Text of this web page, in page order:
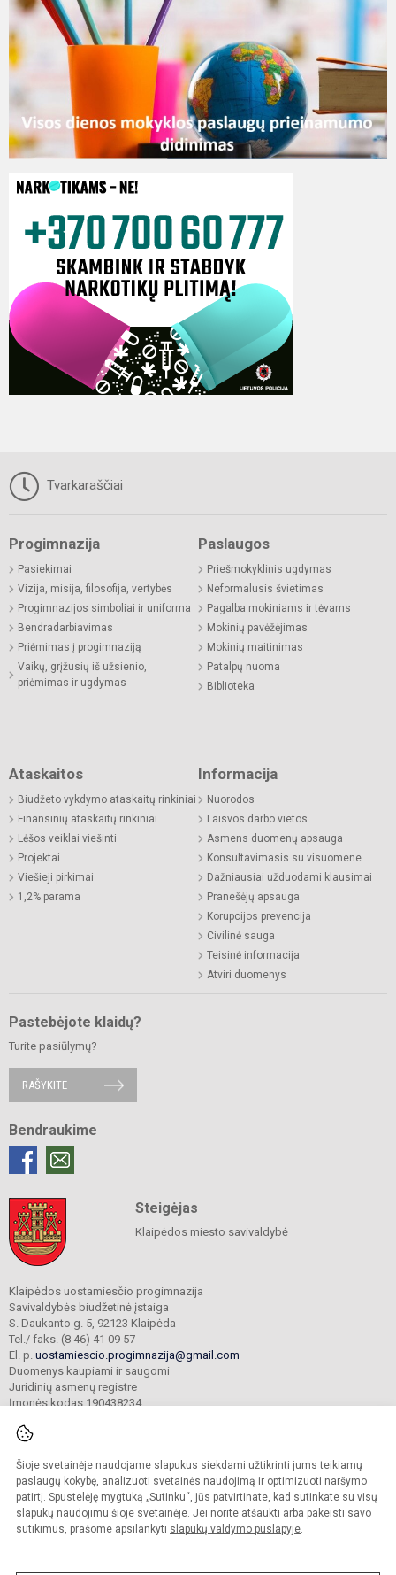
Šioje svetainėje naudojame slapukus siekdami užtikrinti jums teikiamų
paslaugų kokybę, analizuoti svetainės naudojimą ir optimizuoti naršymo
patirtį. Spustelėję mygtuką „Sutinku“, jūs patvirtinate, kad sutinkate su visų
slapukų naudojimu šioje svetainėje. Jei norite atšaukti arba pakeisti savo
sutikimus, prašome apsilankyti slapukų valdymo puslapyje.
Tvarkaraščiai
Progimnazija
Pasiekimai
Vizija, misija, filosofija, vertybės
Progimnazijos simboliai ir uniforma
Bendradarbiavimas
Priėmimas į progimnaziją
Vaikų, grįžusių iš užsienio,
priėmimas ir ugdymas
Paslaugos
Priešmokyklinis ugdymas
Neformalusis švietimas
Pagalba mokiniams ir tėvams
Mokinių pavėžėjimas
Mokinių maitinimas
Patalpų nuoma
Biblioteka
Ataskaitos
Biudžeto vykdymo ataskaitų rinkiniai
Finansinių ataskaitų rinkiniai
Lėšos veiklai viešinti
Projektai
Viešieji pirkimai
1,2% parama
Informacija
Nuorodos
Laisvos darbo vietos
Asmens duomenų apsauga
Konsultavimasis su visuomene
Dažniausiai užduodami klausimai
Pranešėjų apsauga
Korupcijos prevencija
Civilinė sauga
Teisinė informacija
Atviri duomenys
Pastebėjote klaidų?
Turite pasiūlymų?
RAŠYKITE
Bendraukime
Steigėjas
Klaipėdos miesto savivaldybė
Klaipėdos uostamiesčio progimnazija
Savivaldybės biudžetinė įstaiga
S. Daukanto g. 5, 92123 Klaipėda
Tel./ faks. (8 46) 41 09 57
El. p. uostamiescio.progimnazija@gmail.com
Duomenys kaupiami ir saugomi
Juridinių asmenų registre
Įmonės kodas 190438234
© 2023. Klaipėdos uostamiesčio progimnazija. Visos teisės saugomos.
Kopijuoti turinį be raštiško gimnazijos sutikimo griežtai draudžiama.
Prieinamumo paraiška Slapukų valdymas
Sumanus būdas atnaujinti